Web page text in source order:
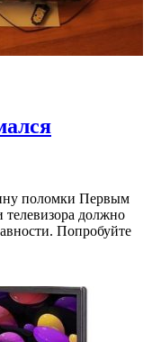
поломки Первым
должно
Попробуйте